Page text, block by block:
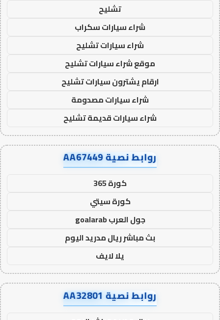
تشليح
شراء سيارات سكراب
شراء سيارات تشليح
موقع شراء سيارات تشليح
ارقام يشترون سيارات تشليح
شراء سيارات مصدومة
شراء سيارات قديمة تشليح
روابط نصية AA67449
كورة 365
كورة سيتي
جول العرب goalarab
بث مباشر ريال مدريد اليوم
يلا لايف
روابط نصية AA32801